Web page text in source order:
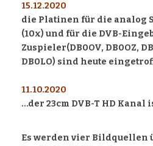
15.12.2020
die Platinen für die analog
(10x) und für die DVB-
Zuspieler(DB0OV, DB0OZ,
DB0LO) sind heute
11.10.2020
…der 23cm DVB-T HD Kanal
Es werden vier Bildquellen